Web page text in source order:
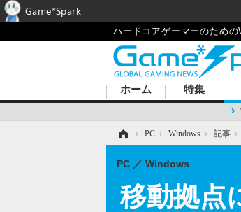
ハードコアゲーマーのための
ホーム 特集
› PC › Windows › 記事 ›
移動拠点
PC Windows
Game*Spark